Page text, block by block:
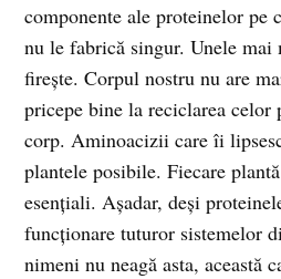
componente ale proteinelor pe
nu le fabrică singur. Unele
firește. Corpul nostru nu are
pricepe bine la reciclarea celor
corp. Aminoacizii care îi
plantele posibile. Fiecare
esențiali. Așadar, deși
funcționare tuturor sistemelor
nimeni nu neagă asta, această